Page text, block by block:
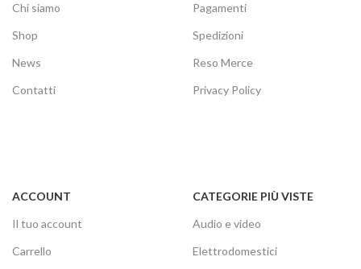
Chi siamo
Shop
News
Contatti
Pagamenti
Spedizioni
Reso Merce
Privacy Policy
ACCOUNT
Il tuo account
Carrello
CATEGORIE PIÙ VISTE
Audio e video
Elettrodomestici